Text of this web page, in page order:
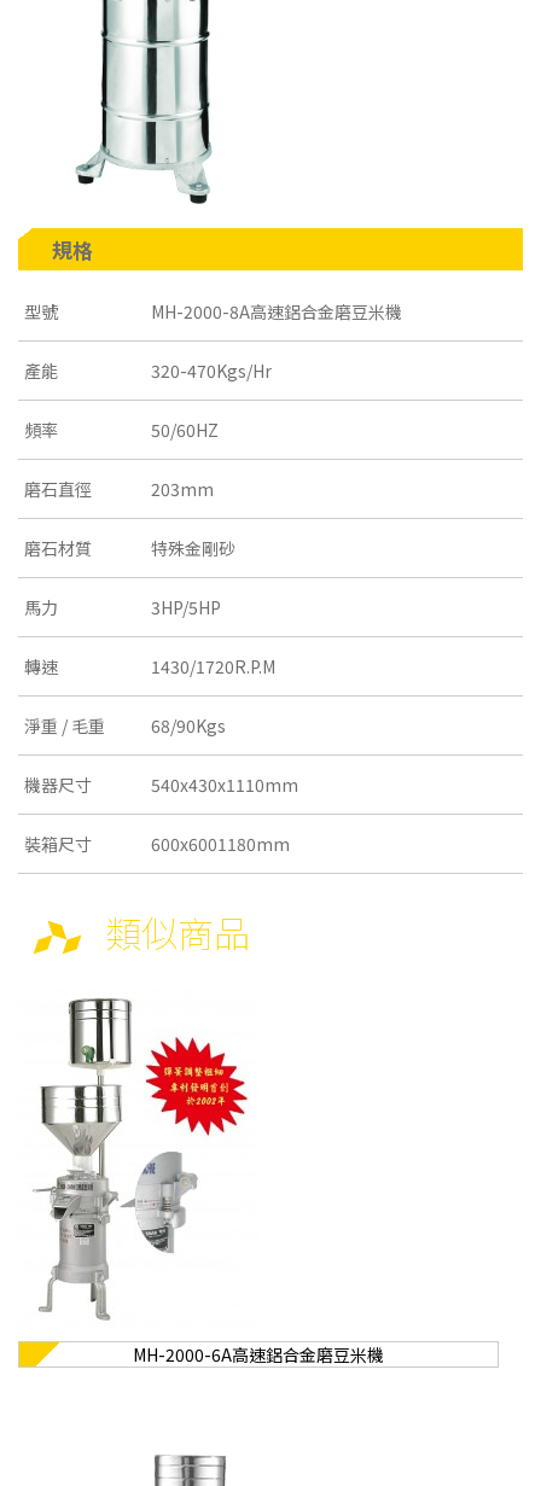
規格
型號 MH-2000-8A高速鋁合金磨豆米機
產能 320-470Kgs/Hr
頻率 50/60HZ
磨石直徑 203mm
磨石材質 特殊金剛砂
馬力 3HP/5HP
轉速 1430/1720R.P.M
淨重 / 毛重 68/90Kgs
機器尺寸 540x430x1110mm
裝箱尺寸 600x6001180mm
類似商品
MH-2000-6A高速鋁合金磨豆米機